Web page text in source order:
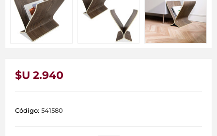
$U 2.940
Código: 541580